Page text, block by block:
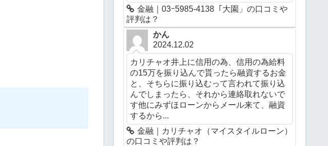
金融｜03ｰ5985-4138「大園」の口コミや
評判は？
かん
2024.12.02
カリチャオ井上に信用の為、信用の為給料
の15万を振り込んで貰ったら融資するお金
と、そちらに振り込むって言われて振り込
んでしまったら、それから連絡取れないで
す他にみずほローンからメール来て、融資
するから...
金融｜カリチャオ（マイスタイルローン）
の口コミや評判は？